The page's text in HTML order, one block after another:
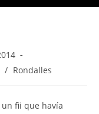
/ Rondalles
fii que havía